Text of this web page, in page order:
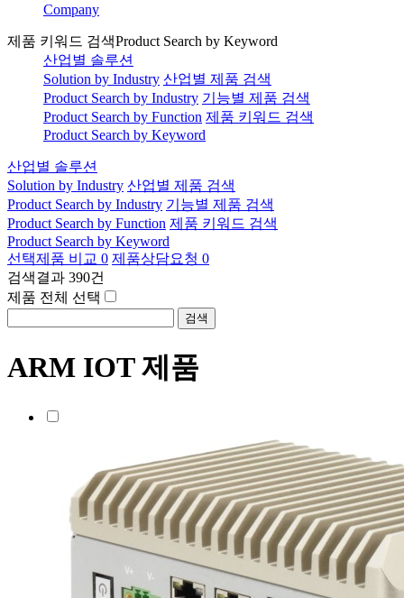
Company
제품 키워드 검색Product Search by Keyword
산업별 솔루션
Solution by Industry 산업별 제품 검색
Product Search by Industry 기능별 제품 검색
Product Search by Function 제품 키워드 검색
Product Search by Keyword
산업별 솔루션
Solution by Industry 산업별 제품 검색
Product Search by Industry 기능별 제품 검색
Product Search by Function 제품 키워드 검색
Product Search by Keyword
선택제품 비교 0 제품상담요청 0
검색결과 390건
제품 전체 선택
ARM IOT 제품